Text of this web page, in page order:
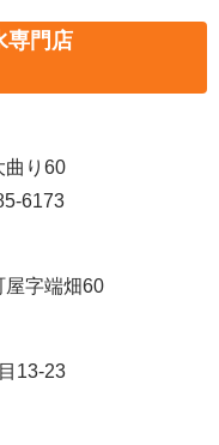
専門店
り60
6173
字端畑60
13-23